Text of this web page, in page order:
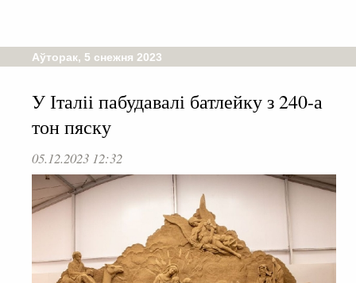
Аўторак, 5 снежня 2023
У Італіі пабудавалі батлейку з 240-а
тон пяску
05.12.2023 12:32